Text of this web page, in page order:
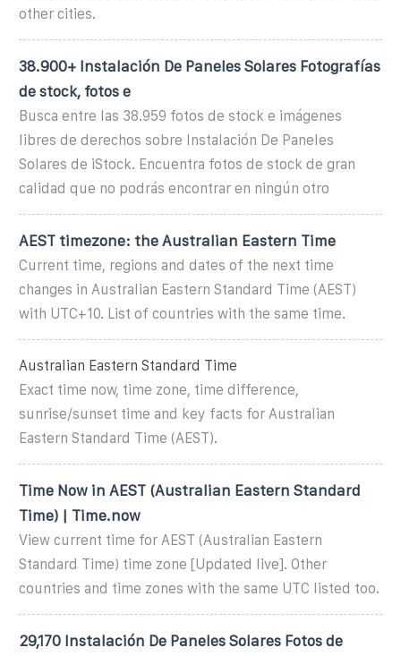
other cities.
38.900+ Instalación De Paneles Solares Fotografías
de stock, fotos e
Busca entre las 38.959 fotos de stock e imágenes
libres de derechos sobre Instalación De Paneles
Solares de iStock. Encuentra fotos de stock de gran
calidad que no podrás encontrar en ningún otro
AEST timezone: the Australian Eastern Time
Current time, regions and dates of the next time
changes in Australian Eastern Standard Time (AEST)
with UTC+10. List of countries with the same time.
Australian Eastern Standard Time
Exact time now, time zone, time difference,
sunrise/sunset time and key facts for Australian
Eastern Standard Time (AEST).
Time Now in AEST (Australian Eastern Standard
Time) | Time.now
View current time for AEST (Australian Eastern
Standard Time) time zone [Updated live]. Other
countries and time zones with the same UTC listed too.
29,170 Instalación De Paneles Solares Fotos de